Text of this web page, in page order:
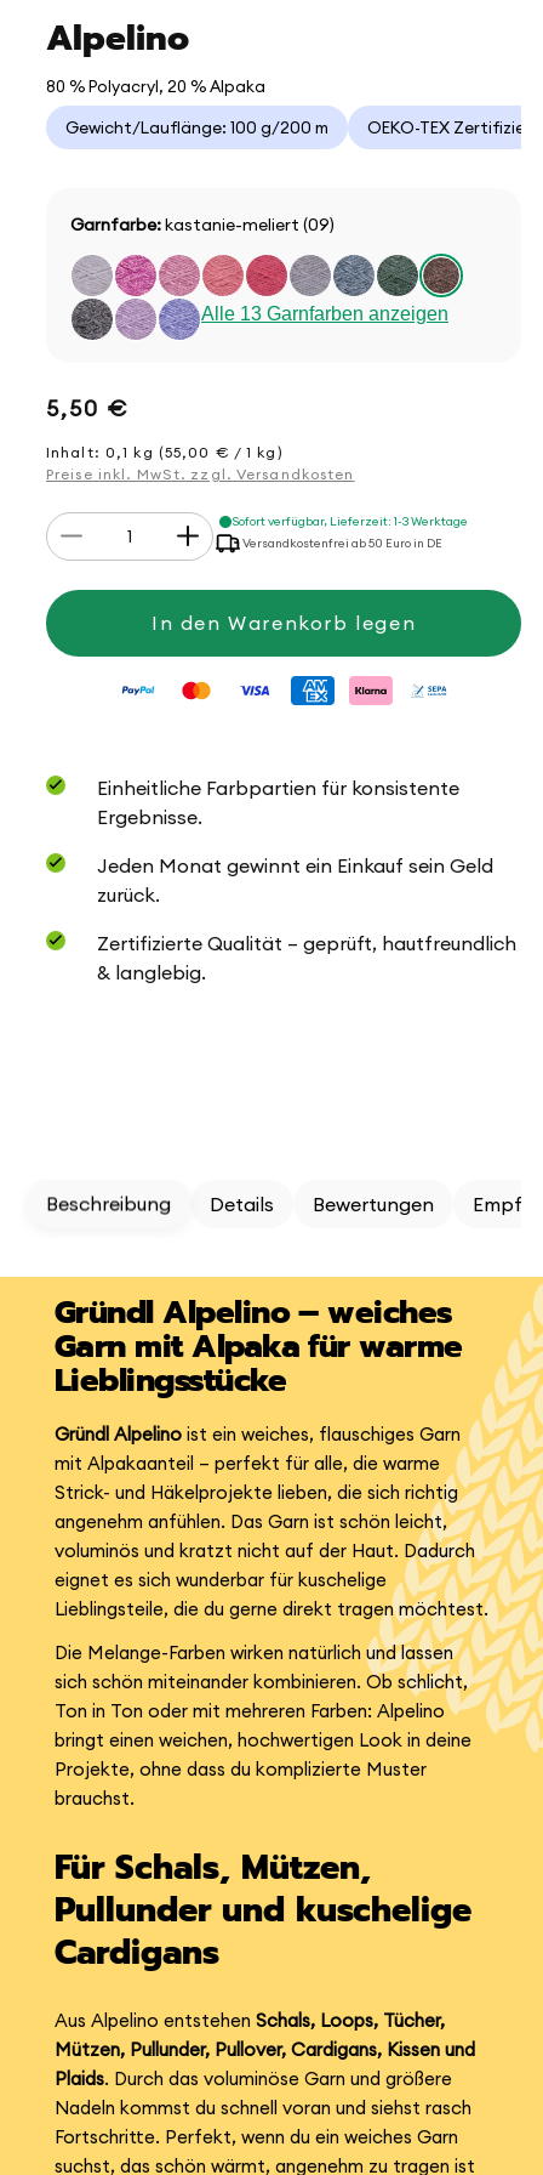
Alpelino
80 % Polyacryl, 20 % Alpaka
Gewicht/Lauflänge: 100 g/200 m OEKO-TEX
Garnfarbe:kastanie-meliert (09)
Alle 13 Garnfarben anzeigen
Normaler
Preis
5,50 €
Inhalt: 0,1 kg (55,00 € / 1 kg)
Preise inkl. MwSt. zzgl. Versandkosten
Anzahl
Verringere
die
für
Erhöhe
die
Alpelino
Sofort verfügbar, Lieferzeit: 1-3 Werktage
Versandkostenfrei ab 50 Euro in DE
In den Warenkorb legen
Einheitliche Farbpartien für konsistente
Ergebnisse.
Jeden Monat gewinnt ein Einkauf sein Geld
zurück.
Zertifizierte Qualität – geprüft, hautfreundlich
& langlebig.
Beschreibung Details Bewertungen
Gründl Alpelino – weiches
Garn mit Alpaka für warme
Lieblingsstücke
Gründl Alpelinoist ein weiches, flauschiges Garn
mit Alpakaanteil – perfekt für alle, die warme
Strick- und Häkelprojekte lieben, die sich richtig
angenehm anfühlen. Das Garn ist schön leicht,
voluminös und kratzt nicht auf der Haut. Dadurch
eignet es sich wunderbar für kuschelige
Lieblingsteile, die du gerne direkt tragen möchtest.
Die Melange-Farben wirken natürlich und lassen
sich schön miteinander kombinieren. Ob schlicht,
Ton in Ton oder mit mehreren Farben: Alpelino
bringt einen weichen, hochwertigen Look in deine
Projekte, ohne dass du komplizierte Muster
brauchst.
Für Schals, Mützen,
Pullunder und kuschelige
Cardigans
Aus Alpelino entstehen Schals, Loops, Tücher,
Mützen, Pullunder, Pullover, Cardigans, Kissen und
Plaids. Durch das voluminöse Garn und größere
Nadeln kommst du schnell voran und siehst rasch
Fortschritte. Perfekt, wenn du ein weiches Garn
suchst, das schön wärmt, angenehm zu tragen ist